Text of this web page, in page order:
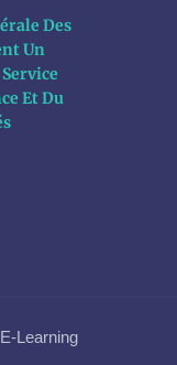
Des
Un
Et Du
E-Learning